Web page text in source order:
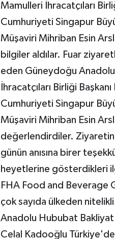
Mamulleri İhracatçıları
Cumhuriyeti Singapur
Müşaviri Mihriban Esin
bilgiler aldılar. Fuar
eden Güneydoğu
İhracatçıları Birliği
Cumhuriyeti Singapur
Müşaviri Mihriban Esin
değerlendirdiler. Ziyaretin
günün anısına birer
heyetlerine gösterdikleri
FHA Food and Beverage
çok sayıda ülkeden
Anadolu Hububat Bakliyat
Celal Kadooğlu